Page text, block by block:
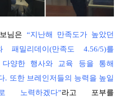
님은 “지난해 만족도가 높았던
패밀리데이(만족도 4.56/5)를
양한 행사와 교육 등을 통해
. 또한 브레인저들의 능력을 높일
노력하겠다”라고 포부를